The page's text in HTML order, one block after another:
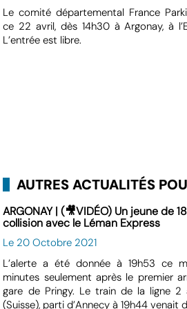
Le comité départemental France
ce 22 avril, dès 14h30 à Argonay, à
L’entrée est libre.
AUTRES ACTUALITÉS
ARGONAY | (🎥VIDÉO) Un jeune de
collision avec le Léman Express
Le 20 Octobre 2021
L’alerte a été donnée à 19h53 ce
minutes seulement après le premier
gare de Pringy. Le train de la ligne
(Suisse), parti d’Annecy à 19h44 venait